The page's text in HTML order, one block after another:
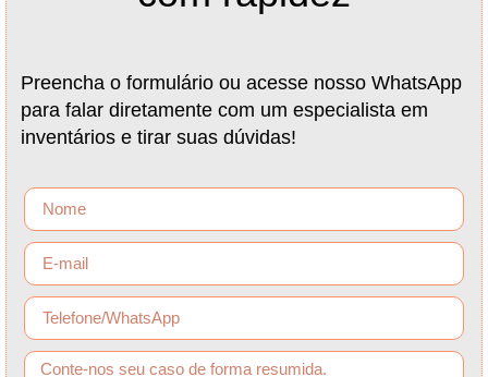
Preencha o formulário ou acesse nosso WhatsApp
para falar diretamente com um especialista em
inventários e tirar suas dúvidas!